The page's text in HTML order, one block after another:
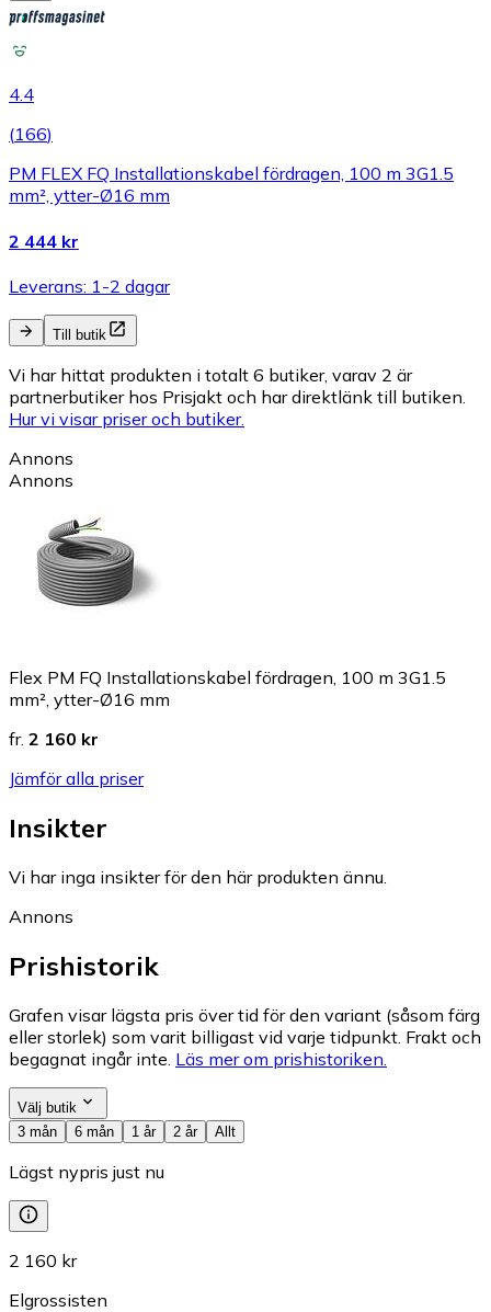
4.4
(166)
PM FLEX FQ Installationskabel fördragen, 100 m 3G1.5
mm², ytter-Ø16 mm
2 444 kr
Leverans: 1-2 dagar
Till butik
Vi har hittat produkten i totalt 6 butiker, varav 2 är
partnerbutiker hos Prisjakt och har direktlänk till butiken.
Hur vi visar priser och butiker.
Annons
Annons
Flex PM FQ Installationskabel fördragen, 100 m 3G1.5
mm², ytter-Ø16 mm
fr. 2 160 kr
Jämför alla priser
Insikter
Vi har inga insikter för den här produkten ännu.
Annons
Prishistorik
Grafen visar lägsta pris över tid för den variant (såsom färg
eller storlek) som varit billigast vid varje tidpunkt. Frakt och
begagnat ingår inte. Läs mer om prishistoriken.
Välj butik
3 mån
6 mån 1 år 2 år Allt
Lägst nypris just nu
2 160 kr
Elgrossisten